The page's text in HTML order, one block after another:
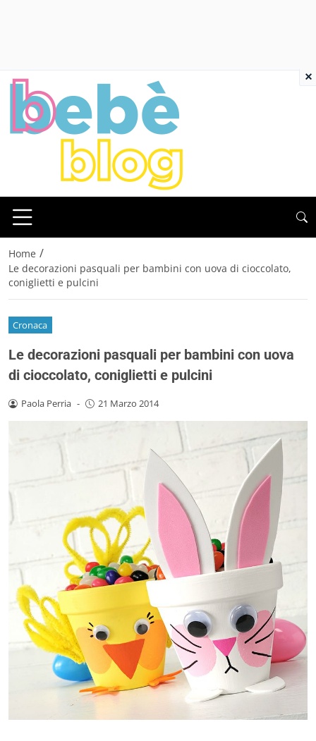
Home /
Le decorazioni pasquali per bambini con uova di cioccolato,
coniglietti e pulcini
Cronaca
Le decorazioni pasquali per bambini con uova
di cioccolato, coniglietti e pulcini
Paola Perria - 21 Marzo 2014
×